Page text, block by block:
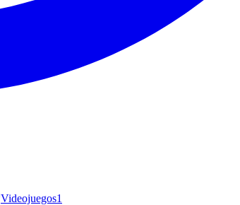
Videojuegos1